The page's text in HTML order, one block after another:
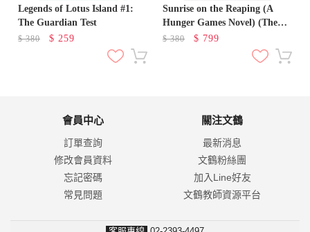
Legends of Lotus Island #1:
The Guardian Test
$380 $ 259
Sunrise on the Reaping (A
Hunger Games Novel) (The
Hunger Games)
$380 $ 799
會員中心
訂單查詢
修改會員資料
忘記密碼
常見問題
關注文鶴
最新消息
文鶴粉絲團
加入Line好友
文鶴教師資源平台